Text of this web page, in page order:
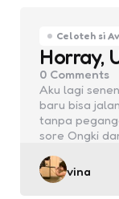
Celoteh si
Horray,
0 Comments
Aku lagi
baru bisa
tanpa
sore Ongki
Posted
vina